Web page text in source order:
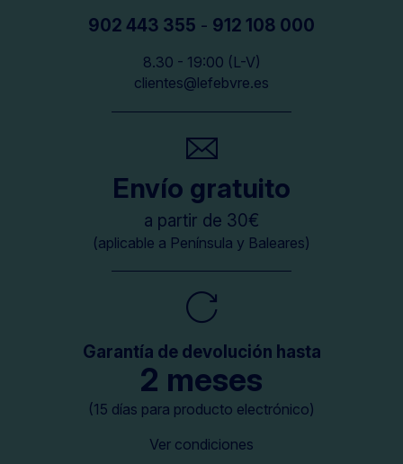
902 443 355 - 912 108 000
8.30 - 19:00 (L-V)
clientes@lefebvre.es
Envío gratuito
a partir de 30€
(aplicable a Península y Baleares)
Garantía de devolución hasta
2 meses
(15 días para producto electrónico)
Ver condiciones